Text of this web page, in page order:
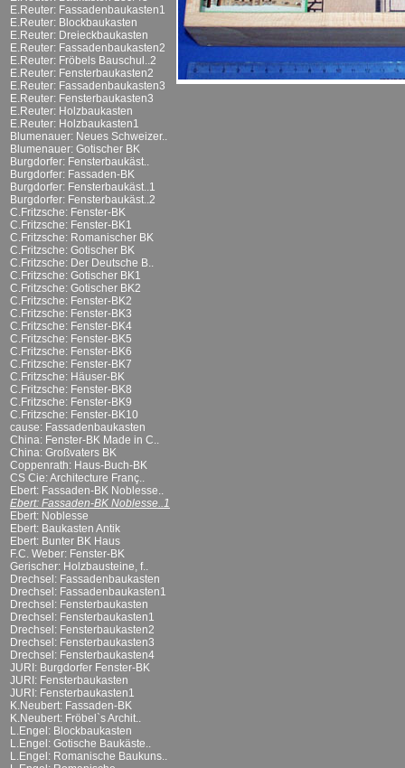
E.Reuter: Fassadenbaukasten1
E.Reuter: Blockbaukasten
E.Reuter: Dreieckbaukasten
E.Reuter: Fassadenbaukasten2
E.Reuter: Fröbels Bauschul..2
E.Reuter: Fensterbaukasten2
E.Reuter: Fassadenbaukasten3
E.Reuter: Fensterbaukasten3
E.Reuter: Holzbaukasten
E.Reuter: Holzbaukasten1
Blumenauer: Neues Schweizer..
Blumenauer: Gotischer BK
Burgdorfer: Fensterbaukäst..
Burgdorfer: Fassaden-BK
Burgdorfer: Fensterbaukäst..1
Burgdorfer: Fensterbaukäst..2
C.Fritzsche: Fenster-BK
C.Fritzsche: Fenster-BK1
C.Fritzsche: Romanischer BK
C.Fritzsche: Gotischer BK
C.Fritzsche: Der Deutsche B..
C.Fritzsche: Gotischer BK1
C.Fritzsche: Gotischer BK2
C.Fritzsche: Fenster-BK2
C.Fritzsche: Fenster-BK3
C.Fritzsche: Fenster-BK4
C.Fritzsche: Fenster-BK5
C.Fritzsche: Fenster-BK6
C.Fritzsche: Fenster-BK7
C.Fritzsche: Häuser-BK
C.Fritzsche: Fenster-BK8
C.Fritzsche: Fenster-BK9
C.Fritzsche: Fenster-BK10
cause: Fassadenbaukasten
China: Fenster-BK Made in C..
China: Großvaters BK
Coppenrath: Haus-Buch-BK
CS Cie: Architecture Franç..
Ebert: Fassaden-BK Noblesse..
Ebert: Fassaden-BK Noblesse..1
Ebert: Noblesse
Ebert: Baukasten Antik
Ebert: Bunter BK Haus
F.C. Weber: Fenster-BK
Gerischer: Holzbausteine, f..
Drechsel: Fassadenbaukasten
Drechsel: Fassadenbaukasten1
Drechsel: Fensterbaukasten
Drechsel: Fensterbaukasten1
Drechsel: Fensterbaukasten2
Drechsel: Fensterbaukasten3
Drechsel: Fensterbaukasten4
JURI: Burgdorfer Fenster-BK
JURI: Fensterbaukasten
JURI: Fensterbaukasten1
K.Neubert: Fassaden-BK
K.Neubert: Fröbel`s Archit..
L.Engel: Blockbaukasten
L.Engel: Gotische Baukäste..
L.Engel: Romanische Baukuns..